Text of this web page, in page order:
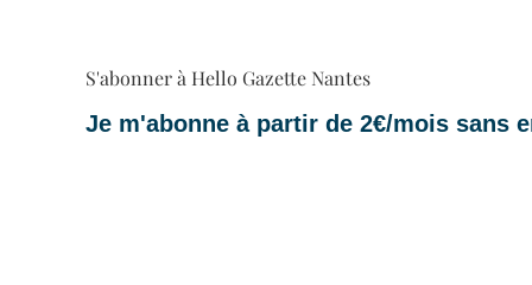
S'abonner à Hello Gazette Nantes
Je m'abonne à partir de 2€/mois sans